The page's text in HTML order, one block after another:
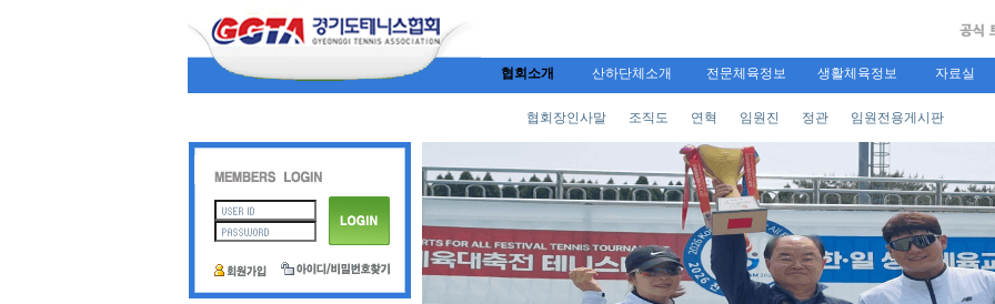
협회소개 산하단체소개 전문체육정보 생활체육정보 자료실
협회장인사말 조직도 연혁 임원진 정관 임원전용게시판